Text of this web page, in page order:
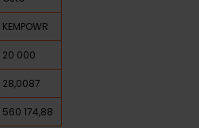
KEMPOWR
20 000
28,0087
560 174,88